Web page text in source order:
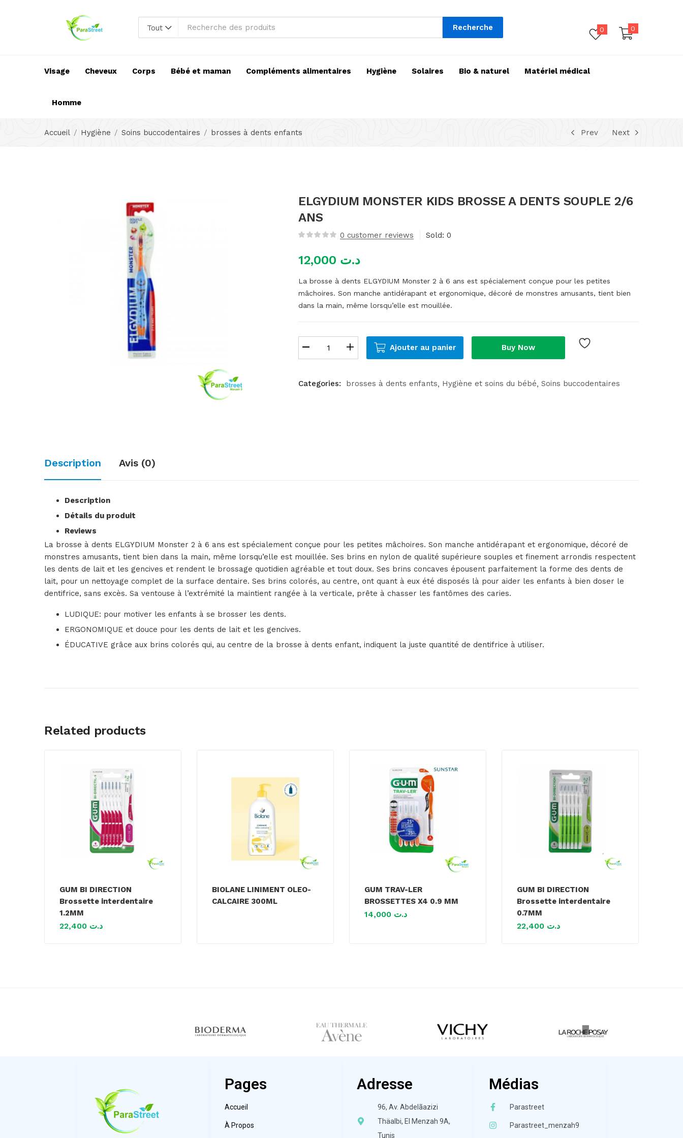
Tout Recherche 0 0
Visage Cheveux Corps Bébé et maman Compléments alimentaires Hygiène Solaires Bio & naturel Matériel médical
Homme
Accueil Hygiène Soins buccodentaires brosses à dents enfants Prev Next
ELGYDIUM MONSTER KIDS BROSSE A DENTS SOUPLE 2/6
ANS
0 customer reviews Sold: 0
د.ت
La brosse à dents ELGYDIUM Monster 2 à 6 ans est spécialement conçue pour les petites
mâchoires. Son manche antidérapant et ergonomique, décoré de monstres amusants, tient bien
dans la main, même lorsqu’elle est mouillée.
Ajouter au panier Buy Now
Categories: brosses à dents enfants Hygiène et soins du bébé Soins buccodentaires
Description Avis (0)
Description
Détails du produit
Reviews
La brosse à dents ELGYDIUM Monster 2 à 6 ans est spécialement conçue pour les petites mâchoires. Son manche antidérapant et ergonomique, décoré de
monstres amusants, tient bien dans la main, même lorsqu’elle est mouillée. Ses brins en nylon de qualité supérieure souples et finement arrondis respectent
les dents de lait et les gencives et rendent le brossage quotidien agréable et tout doux. Ses brins concaves épousent parfaitement la forme des dents de
lait, pour un nettoyage complet de la surface dentaire. Ses brins colorés, au centre, ont quant à eux été disposés là pour aider les enfants à bien doser le
dentifrice, sans excès. Sa ventouse à l’extrémité la maintient rangée à la verticale, prête à chasser les fantômes des caries.
LUDIQUE: pour motiver les enfants à se brosser les dents.
ERGONOMIQUE et douce pour les dents de lait et les gencives.
ÉDUCATIVE grâce aux brins colorés qui, au centre de la brosse à dents enfant, indiquent la juste quantité de dentifrice à utiliser.
Related products
GUM BI DIRECTION
Brossette interdentaire
1.2MM
د.ت
BIOLANE LINIMENT OLEO-
CALCAIRE 300ML
GUM TRAV-LER
BROSSETTES X4 0.9 MM
د.ت
GUM BI DIRECTION
Brossette interdentaire
0.7MM
د.ت
Pages
Accueil
À Propos
Adresse
96, Av. Abdelãazizi
Thäalbi, El Menzah 9A,
Tunis
Médias
Parastreet
Parastreet_menzah9